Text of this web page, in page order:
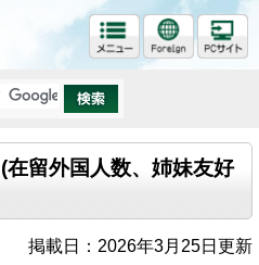
留外国人数、姉妹友好
掲載日：2026年3月25日更新